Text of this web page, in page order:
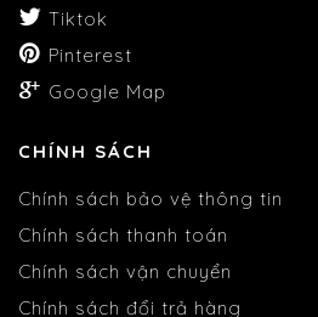
Tiktok
Pinterest
Google Map
CHÍNH SÁCH
Chính sách bảo vệ thông tin
Chính sách thanh toán
Chính sách vận chuyển
Chính sách đổi trả hàng